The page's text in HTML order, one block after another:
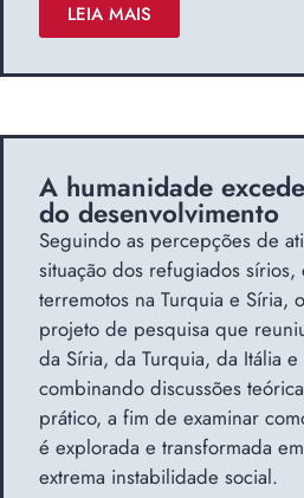
LEIA MAIS
A humanidade
do desenvolvimento
Seguindo as percepções de
situação dos refugiados
terremotos na Turquia e Síria,
projeto de pesquisa que
da Síria, da Turquia, da Itália
combinando discussões
prático, a fim de examinar
é explorada e transformada
extrema instabilidade social.